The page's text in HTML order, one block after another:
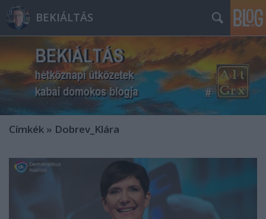
BEKIÁLTÁS
Címkék » Dobrev_Klára